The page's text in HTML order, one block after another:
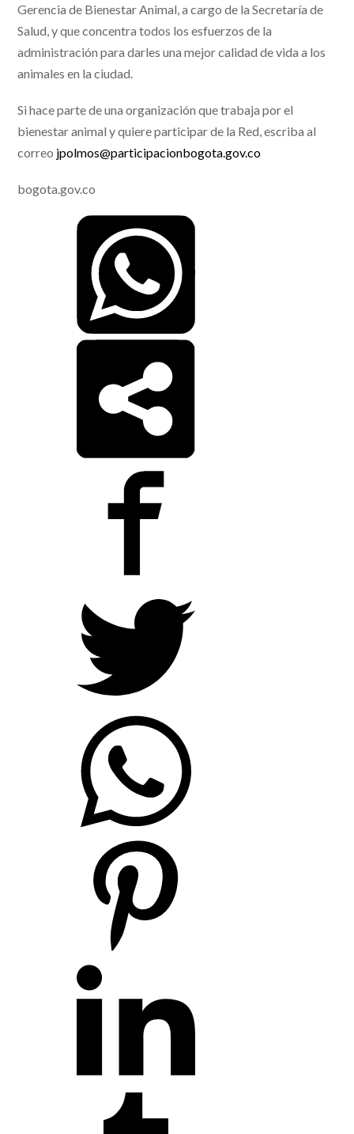
Gerencia de Bienestar Animal, a cargo de la Secretaría de
Salud, y que concentra todos los esfuerzos de la
administración para darles una mejor calidad de vida a los
animales en la ciudad.
Si hace parte de una organización que trabaja por el
bienestar animal y quiere participar de la Red, escriba al
correo jpolmos@participacionbogota.gov.co
bogota.gov.co